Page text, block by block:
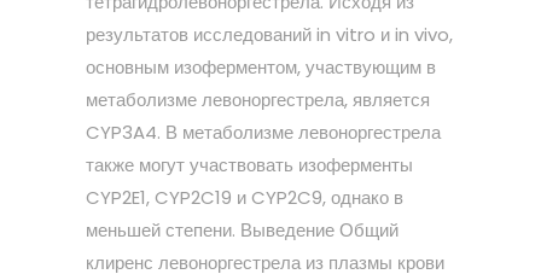
результатов исследований in vitro и in vivo,
основным изоферментом, участвующим в
метаболизме левоноргестрела, является
CYP3A4. В метаболизме левоноргестрела
также могут участвовать изоферменты
CYP2E1, CYP2C19 и CYP2C9, однако в
меньшей степени. Выведение Общий
клиренс левоноргестрела из плазмы крови